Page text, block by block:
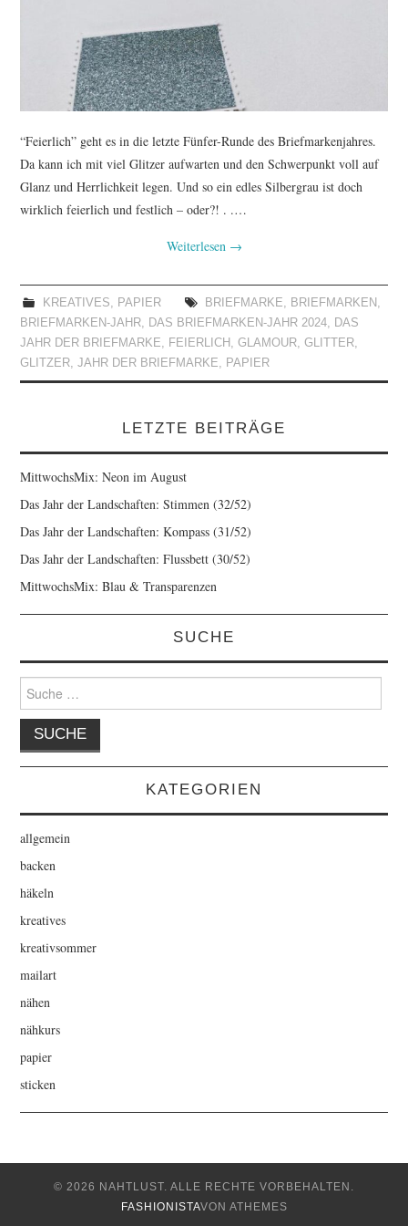
WORKSHOPS
PAPIERLIEBE AM
IMPRESSUM
“Feierlich” geht es in die letzte Fünfer-Runde des Briefmarkenjahres.
Da kann ich mit viel Glitzer aufwarten und den Schwerpunkt voll auf
Glanz und Herrlichkeit legen. Und so ein edles Silbergrau ist doch
wirklich feierlich und festlich – oder?! . .…
Weiterlesen →
KREATIVES, PAPIER BRIEFMARKE, BRIEFMARKEN ,
BRIEFMARKEN-JAHR, DAS BRIEFMARKEN-JAHR 2024, DAS
JAHR DER BRIEFMARKE, FEIERLICH ,GLAMOUR,GLITTER,
GLITZER,JAHR DER BRIEFMARKE, PAPIER
LETZTE BEITRÄGE
MittwochsMix: Neon im August
Das Jahr der Landschaften: Stimmen (32/52)
Das Jahr der Landschaften: Kompass (31/52)
Das Jahr der Landschaften: Flussbett (30/52)
MittwochsMix: Blau & Transparenzen
SUCHE
Suche
nach:
KATEGORIEN
allgemein
backen
häkeln
kreatives
kreativsommer
mailart
nähen
nähkurs
papier
sticken
© 2026 NAHTLUST. ALLE RECHTE VORBEHALTEN.
FASHIONISTAVON ATHEMES